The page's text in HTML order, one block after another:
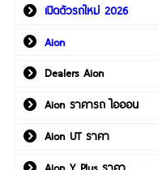
เปิดตัวรถใหม่ 2026
Aion
Dealers Aion
Aion ราคารถ ไอออน
Aion UT ราคา